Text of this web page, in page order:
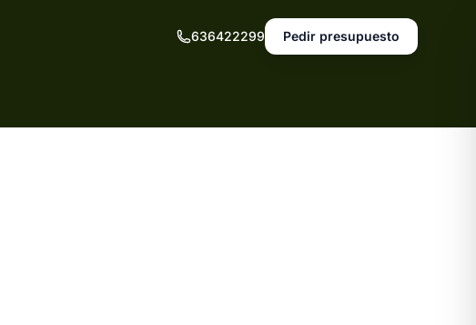
636422299 Pedir presupuesto